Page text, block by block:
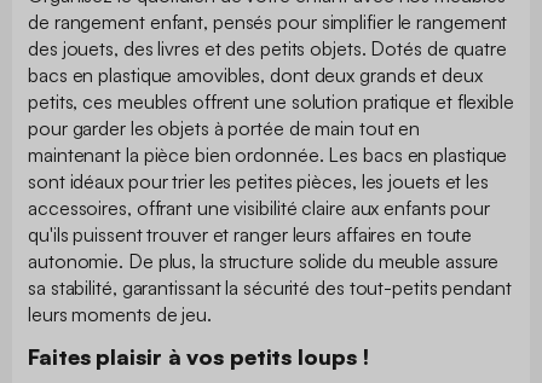
de rangement enfant, pensés pour simplifier le rangement
des jouets, des livres et des petits objets. Dotés de quatre
bacs en plastique amovibles, dont deux grands et deux
petits, ces meubles offrent une solution pratique et flexible
pour garder les objets à portée de main tout en
maintenant la pièce bien ordonnée. Les bacs en plastique
sont idéaux pour trier les petites pièces, les jouets et les
accessoires, offrant une visibilité claire aux enfants pour
qu'ils puissent trouver et ranger leurs affaires en toute
autonomie. De plus, la structure solide du meuble assure
sa stabilité, garantissant la sécurité des tout-petits pendant
leurs moments de jeu.
Faites plaisir à vos petits loups !